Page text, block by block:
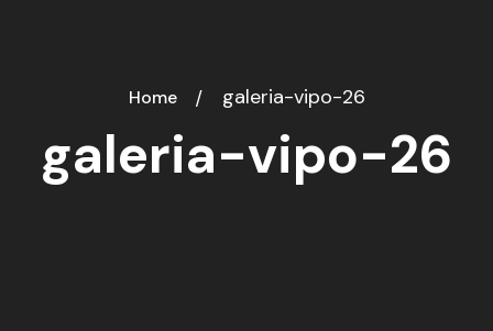
Home galeria-vipo-26
galeria-vipo-26